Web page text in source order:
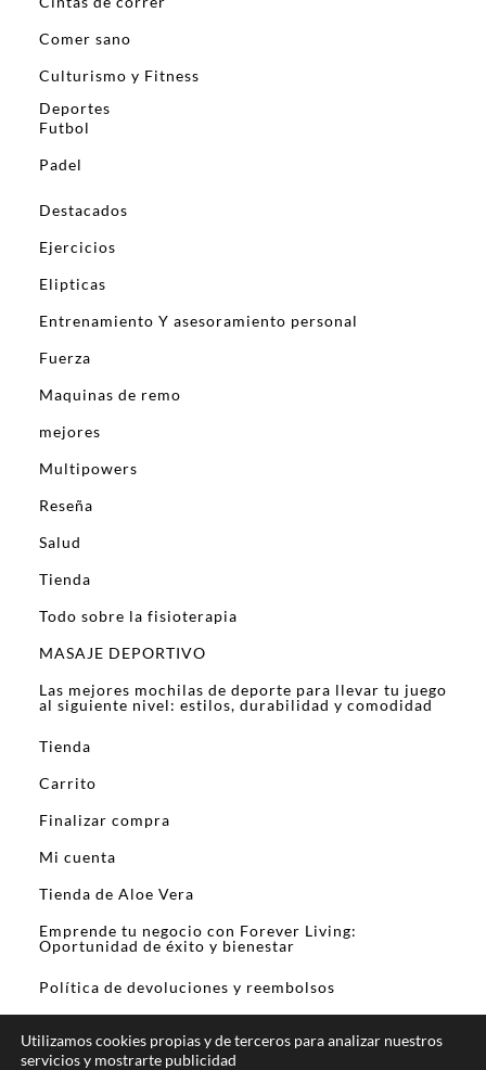
Comer sano
Culturismo y Fitness
Deportes
Futbol
Padel
Destacados
Ejercicios
Elipticas
Entrenamiento Y asesoramiento personal
Fuerza
Maquinas de remo
mejores
Multipowers
Reseña
Salud
Tienda
Todo sobre la fisioterapia
MASAJE DEPORTIVO
Las mejores mochilas de deporte para llevar tu juego
al siguiente nivel: estilos, durabilidad y comodidad
Tienda
Carrito
Finalizar compra
Mi cuenta
Tienda de Aloe Vera
Emprende tu negocio con Forever Living:
Oportunidad de éxito y bienestar
Política de devoluciones y reembolsos
Utilizamos cookies propias y de terceros para analizar nuestros
servicios y mostrarte publicidad